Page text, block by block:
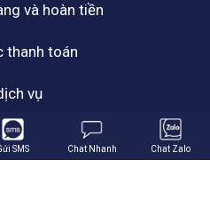
và hoàn tiền
thanh toán
vụ
SMS Chat Nhanh Chat Zalo